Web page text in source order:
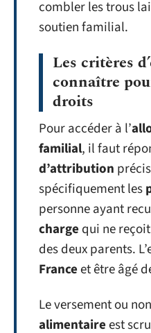
combler les trous
soutien familial.
Les critères
connaître
droits
Pour accéder à l’
familial, il faut
d’attribution
spécifiquement les
personne ayant
charge qui ne
des deux parents.
Franceet être âgé
Le versement ou
alimentaireest